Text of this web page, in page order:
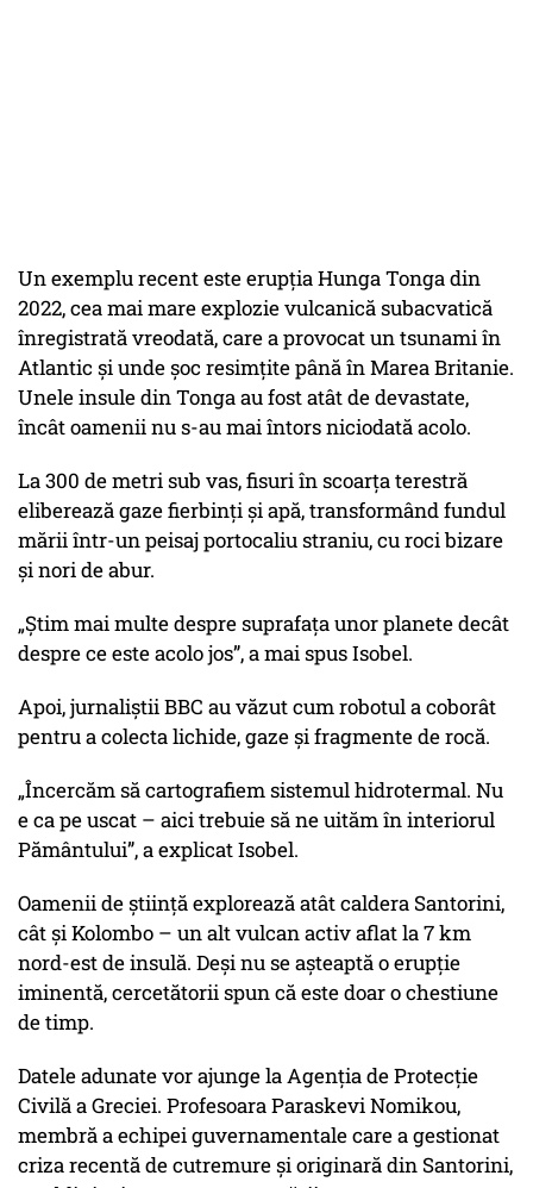
Un exemplu recent este erupția Hunga Tonga din
2022, cea mai mare explozie vulcanică subacvatică
înregistrată vreodată, care a provocat un tsunami în
Atlantic și unde șoc resimțite până în Marea Britanie.
Unele insule din Tonga au fost atât de devastate,
încât oamenii nu s-au mai întors niciodată acolo.
La 300 de metri sub vas, fisuri în scoarța terestră
eliberează gaze fierbinți și apă, transformând fundul
mării într-un peisaj portocaliu straniu, cu roci bizare
și nori de abur.
„Știm mai multe despre suprafața unor planete decât
despre ce este acolo jos”, a mai spus Isobel.
Apoi, jurnaliștii BBC au văzut cum robotul a coborât
pentru a colecta lichide, gaze și fragmente de rocă.
„Încercăm să cartografiem sistemul hidrotermal. Nu
e ca pe uscat – aici trebuie să ne uităm în interiorul
Pământului”, a explicat Isobel.
Oamenii de știință explorează atât caldera Santorini,
cât și Kolombo – un alt vulcan activ aflat la 7 km
nord-est de insulă. Deși nu se așteaptă o erupție
iminentă, cercetătorii spun că este doar o chestiune
de timp.
Datele adunate vor ajunge la Agenția de Protecție
Civilă a Greciei. Profesoara Paraskevi Nomikou,
membră a echipei guvernamentale care a gestionat
criza recentă de cutremure și originară din Santorini,